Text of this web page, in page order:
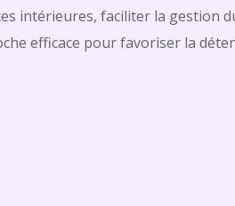
intérieures, faciliter la gestion
efficace pour favoriser la